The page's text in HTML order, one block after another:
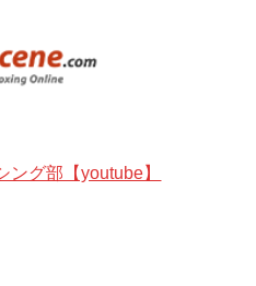
ング部【youtube】